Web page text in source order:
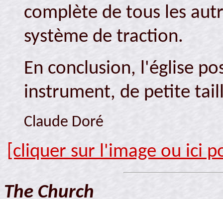
complète de tous les
système de traction.
En conclusion, l'église
instrument, de petite
Claude Doré
[cliquer sur l'image ou ici
The Church